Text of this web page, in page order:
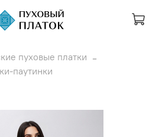
пуховые платки
паутинки